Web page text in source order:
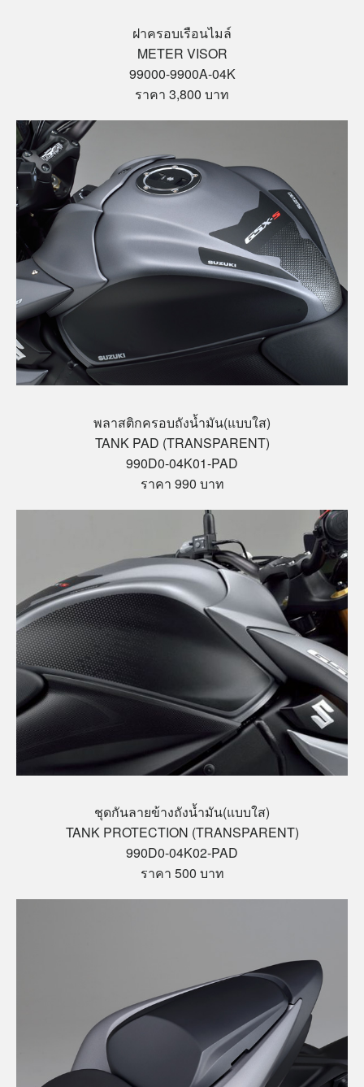
ฝาครอบเรือนไมล์
METER VISOR
99000-9900A-04K
ราคา 3,800 บาท
พลาสติกครอบถังน้ำมัน(แบบใส)
TANK PAD (TRANSPARENT)
990D0-04K01-PAD
ราคา 990 บาท
ชุดกันลายข้างถังน้ำมัน(แบบใส)
TANK PROTECTION (TRANSPARENT)
990D0-04K02-PAD
ราคา 500 บาท